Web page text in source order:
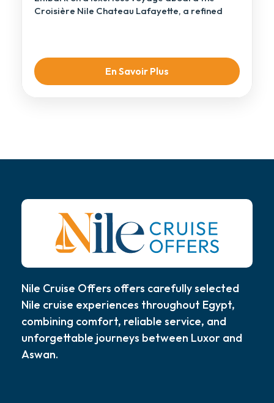
Croisière Nile Chateau Lafayette, a refined
En Savoir Plus
Nile Cruise Offers offers carefully selected
Nile cruise experiences throughout Egypt,
combining comfort, reliable service, and
unforgettable journeys between Luxor and
Aswan.